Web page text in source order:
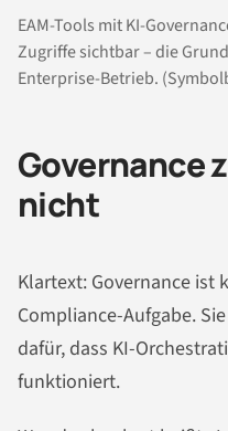
EAM-Tools mit KI-
Zugriffe sichtbar – die
Enterprise-Betrieb.
Governance
nicht
Klartext: Governance ist
Compliance-Aufgabe.
dafür, dass KI-
funktioniert.